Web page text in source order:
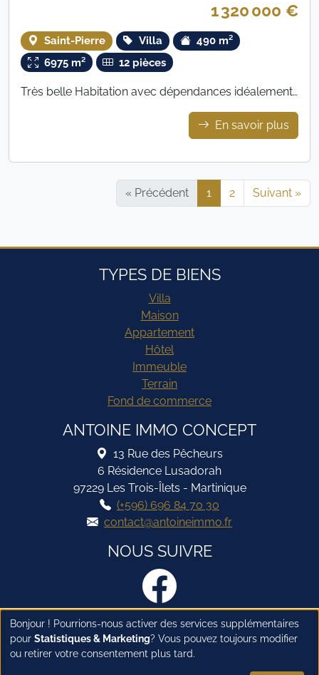
1 320 000 €
Saint-Pierre Villa
490 m²
6975 m²
12 pièces
Très belle Habitation avec dépendances idéalement
située à quelques minutes du centre historique de
En savoir plus
« Précédent 1 2 Suivant »
TYPES DE BIENS
Villa
Maison
Appartement
Hôtel
Immeuble
Terrain
Fond de commerce
ANTOINE IMMO CONCEPT
13 Rue des Pêcheurs
6 Résidence Lusadorah
97229 Les Trois-Îlets - Martinique
(+596) 696 84 70 30
contact@antoineimmo.fr
NOUS SUIVRE
Haut de page
© Antoine Immo Concept -Mentions légales
Bonjour ! Pourrions-nous activer des services supplémentaires
pour Statistiques & Marketing? Vous pouvez toujours modifier
ou retirer votre consentement plus tard.